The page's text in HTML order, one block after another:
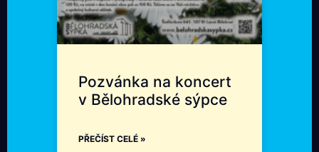
Pozvánka na koncert
v Bělohradské sýpce
PŘEČÍST CELÉ »